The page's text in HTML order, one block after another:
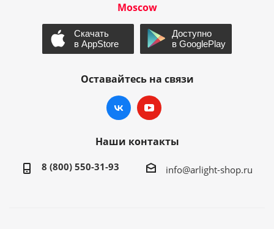
Moscow
Оставайтесь на связи
Наши контакты
8 (800) 550-31-93 info@arlight-shop.ru